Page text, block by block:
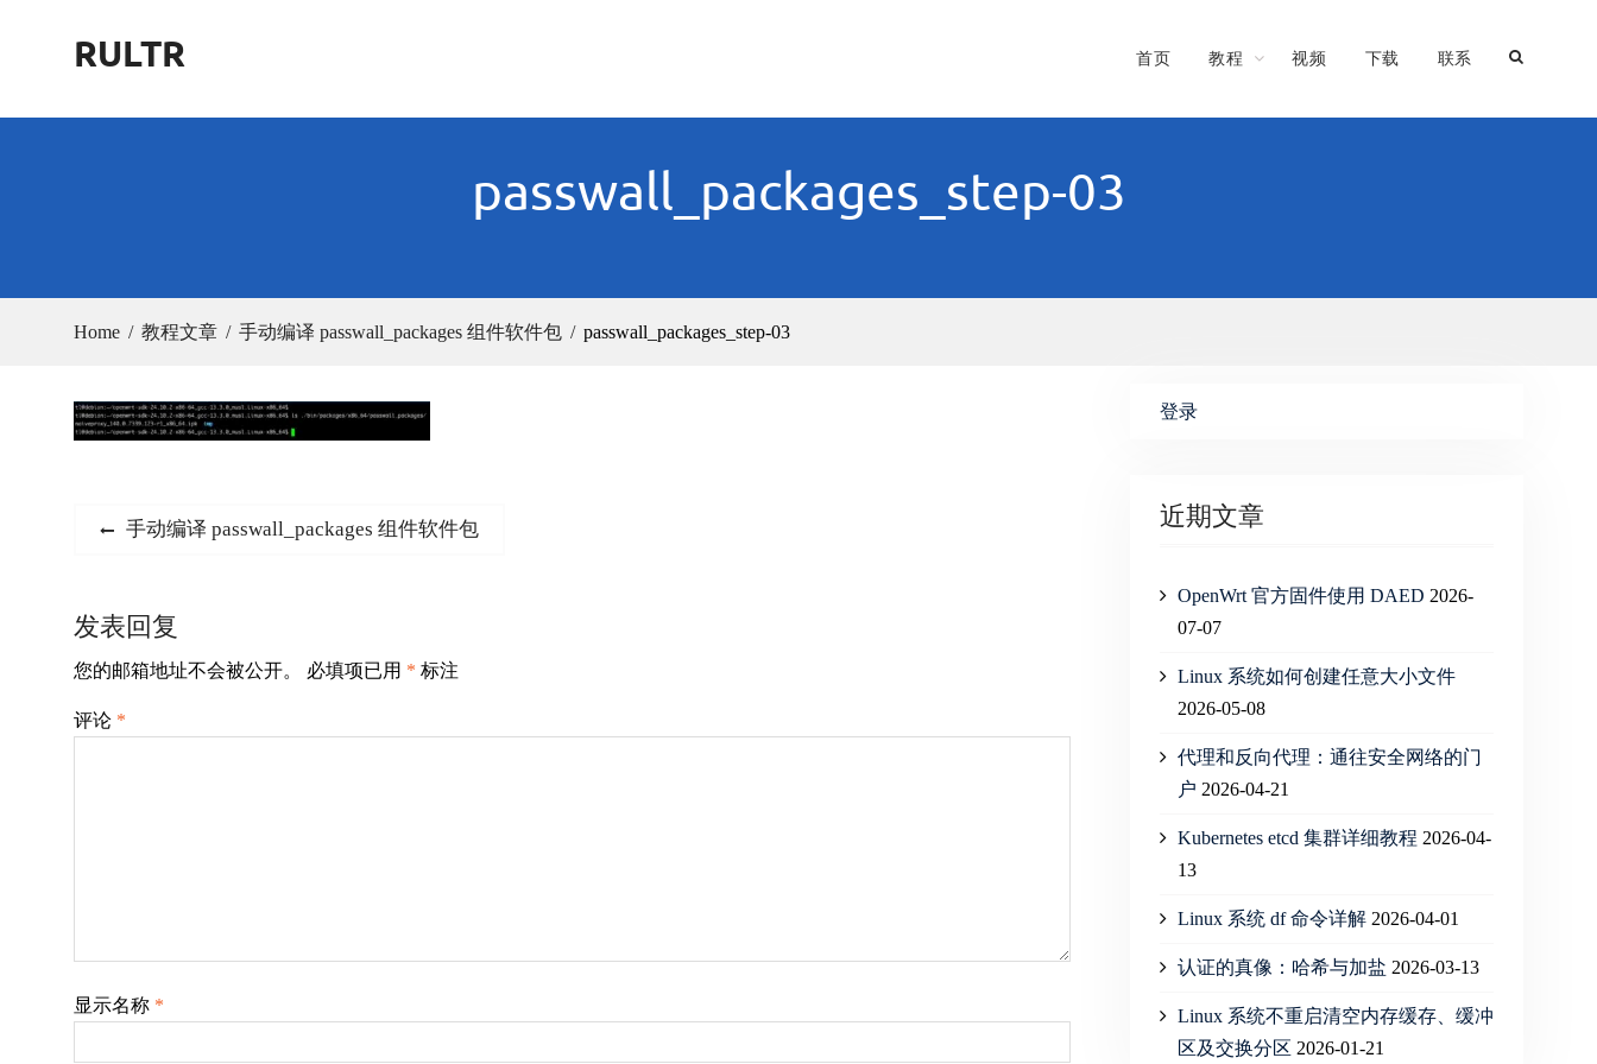
RULTR 首页 教程 视频 下载 联系
passwall_packages_step-03
Home 教程文章 手动编译 passwall_packages 组件软件包 passwall_packages_step-03
文
导
航
Previous
手动编译 passwall_packages 组件软件包
发表回复
您的邮箱地址不会被公开。 必填项已用 * 标注
评论 *
显示名称 *
登录
近期文章
OpenWrt 官方固件使用 DAED 2026-
07-07
Linux 系统如何创建任意大小文件
2026-05-08
代理和反向代理：通往安全网络的门
户 2026-04-21
Kubernetes etcd 集群详细教程 2026-04-
13
Linux 系统 df 命令详解 2026-04-01
认证的真像：哈希与加盐 2026-03-13
Linux 系统不重启清空内存缓存、缓冲
区及交换分区 2026-01-21